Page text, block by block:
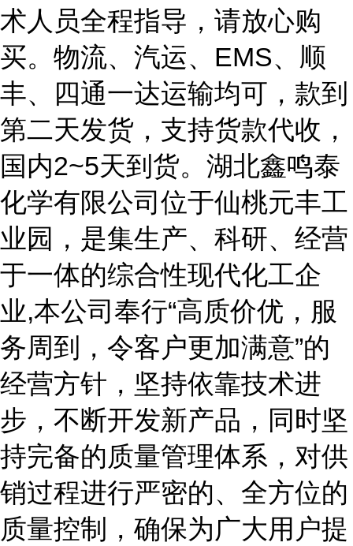
术人员全程指导，请放心购
买。物流、汽运、EMS、顺
丰、四通一达运输均可，款到
第二天发货，支持货款代收，
国内2~5天到货。湖北鑫鸣泰
化学有限公司位于仙桃元丰工
业园，是集生产、科研、经营
于一体的综合性现代化工企
业,本公司奉行“高质价优，服
务周到，令客户更加满意”的
经营方针，坚持依靠技术进
步，不断开发新产品，同时坚
持完备的质量管理体系，对供
销过程进行严密的、全方位的
质量控制，确保为广大用户提